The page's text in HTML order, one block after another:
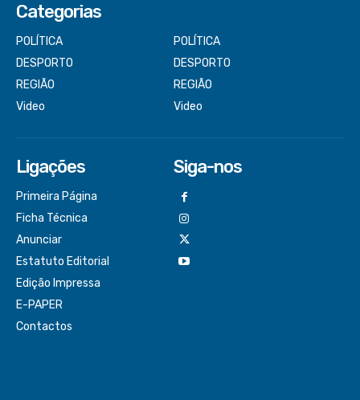
Categorias
POLÍTICA
DESPORTO
REGIÃO
Video
POLÍTICA
DESPORTO
REGIÃO
Video
Ligações
Primeira Página
Ficha Técnica
Anunciar
Estatuto Editorial
Edição Impressa
E-PAPER
Contactos
Siga-nos